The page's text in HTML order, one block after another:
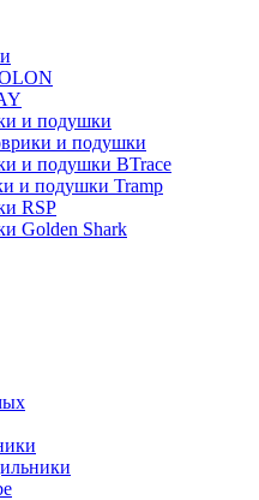
и подушки
и подушки
и подушки BTrace
и подушки Tramp
RSP
Golden Shark